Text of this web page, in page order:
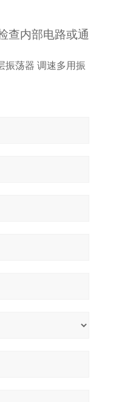
查内部电路或通
振荡器 调速多用振